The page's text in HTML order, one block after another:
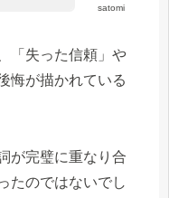
satomi
「失った信頼」や
悔が描かれている
が完璧に重なり合
たのではないでし